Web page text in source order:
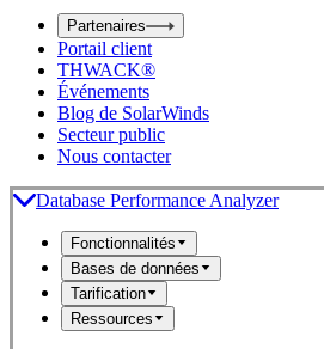
c
h
b
o
x
Partenaires
Portail client
THWACK®
Événements
Blog de SolarWinds
Secteur public
Nous contacter
Database Performance Analyzer
Fonctionnalités
Bases de données
Tarification
Ressources